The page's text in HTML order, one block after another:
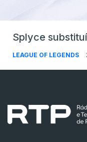
Splyce
LEAGUE OF LEGENDS